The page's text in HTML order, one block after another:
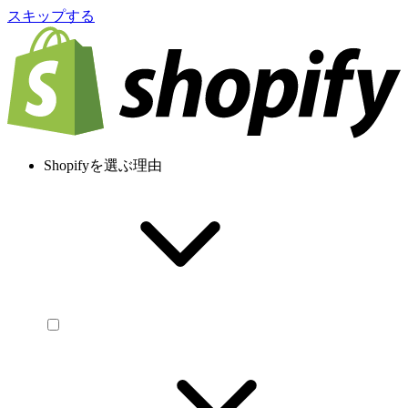
スキップする
Shopifyを選ぶ理由